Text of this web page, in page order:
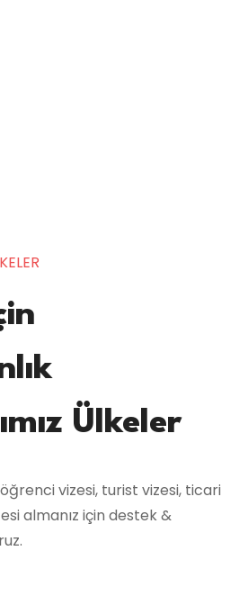
Ülkeler
vizesi, turist vizesi, ticari
almanız için destek &